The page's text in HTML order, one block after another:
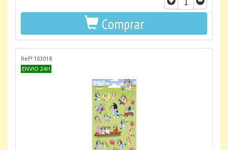
Comprar
Refª 103018
ENVIO 24H